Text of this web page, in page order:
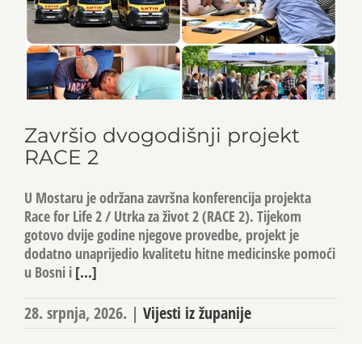
Završio dvogodišnji projekt
RACE 2
U Mostaru je održana završna konferencija projekta
Race for Life 2 / Utrka za život 2 (RACE 2). Tijekom
gotovo dvije godine njegove provedbe, projekt je
dodatno unaprijedio kvalitetu hitne medicinske pomoći
u Bosni i [...]
28. srpnja, 2026. | Vijesti iz županije